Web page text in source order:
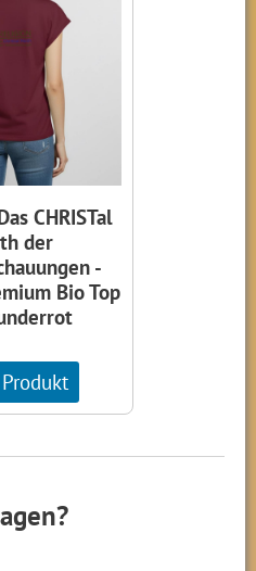
CHRISTal
der
-
Bio Top